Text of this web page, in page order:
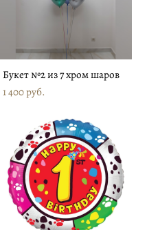
Букет №2 из 7 хром шаров
1 400 pуб.